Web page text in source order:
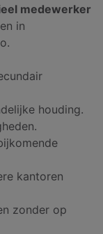
medewerker
in
houding.
kantoren
zonder op